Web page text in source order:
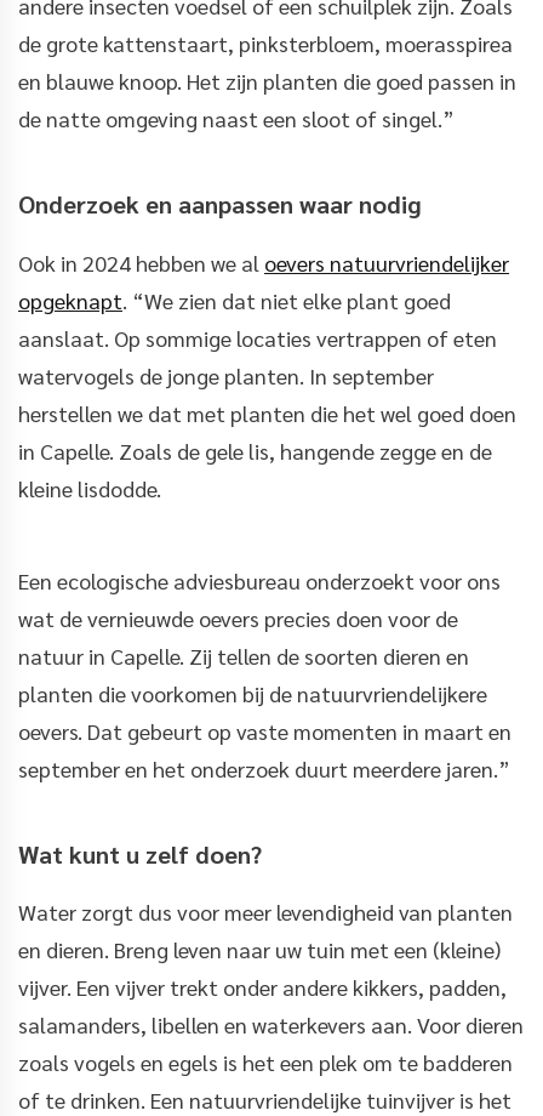
andere insecten voedsel of een schuilplek zijn. Zoals
de grote kattenstaart, pinksterbloem, moerasspirea
en blauwe knoop. Het zijn planten die goed passen in
de natte omgeving naast een sloot of singel.”
Onderzoek en aanpassen waar nodig
Ook in 2024 hebben we al oevers natuurvriendelijker
opgeknapt. “We zien dat niet elke plant goed
aanslaat. Op sommige locaties vertrappen of eten
watervogels de jonge planten. In september
herstellen we dat met planten die het wel goed doen
in Capelle. Zoals de gele lis, hangende zegge en de
kleine lisdodde.
Een ecologische adviesbureau onderzoekt voor ons
wat de vernieuwde oevers precies doen voor de
natuur in Capelle. Zij tellen de soorten dieren en
planten die voorkomen bij de natuurvriendelijkere
oevers. Dat gebeurt op vaste momenten in maart en
september en het onderzoek duurt meerdere jaren.”
Wat kunt u zelf doen?
Water zorgt dus voor meer levendigheid van planten
en dieren. Breng leven naar uw tuin met een (kleine)
vijver. Een vijver trekt onder andere kikkers, padden,
salamanders, libellen en waterkevers aan. Voor dieren
zoals vogels en egels is het een plek om te badderen
of te drinken. Een natuurvriendelijke tuinvijver is het